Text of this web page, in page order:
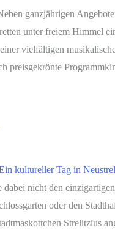
ganzjährigen
unter freiem Himmel
vielfältigen
kultureller Tag in
dabei nicht den
oder den
Strelitzius